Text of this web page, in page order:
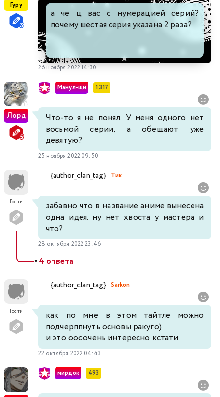
Гуру
а че ц вас с нумерацией серий?
почему шестая серия указана 2 раза?
26 ноября 2022 14:30
Лорд
Манул-щи 1 317
Что-то я не понял. У меня одного нет
восьмой серии, а обещают уже
девятую?
25 ноября 2022 09:50
Гости
{author_clan_tag} Тик
забавно что в название аниме вынесена
одна идея. ну нет хвоста у мастера и
что?
28 октября 2022 23:46
▼4 ответа
Гости
{author_clan_tag} Sarkon
как по мне в этом тайтле можно
подчерппнуть основы ракуго)
и это оооочень интересно кстати
22 октября 2022 04:43
мирдок 493